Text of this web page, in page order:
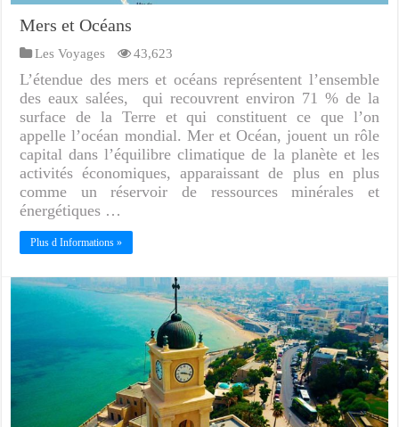
Mers et Océans
Les Voyages 43,623
L’étendue des mers et océans représentent l’ensemble
des eaux salées, qui recouvrent environ 71 % de la
surface de la Terre et qui constituent ce que l’on
appelle l’océan mondial. Mer et Océan, jouent un rôle
capital dans l’équilibre climatique de la planète et les
activités économiques, apparaissant de plus en plus
comme un réservoir de ressources minérales et
énergétiques …
Plus d Informations »